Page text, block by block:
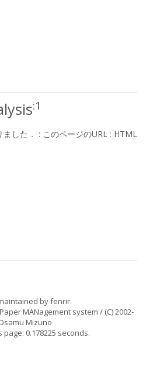
:1
ました． : このページのURL : HTML
byfenrir.
MANagement system / (C) 2002-
Mizuno
0.178225 seconds.